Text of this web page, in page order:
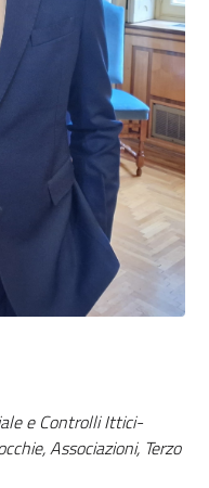
e Controlli Ittici-
Associazioni, Terzo